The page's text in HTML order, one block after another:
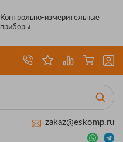
Контрольно-измерительные
приборы
zakaz@eskomp.ru